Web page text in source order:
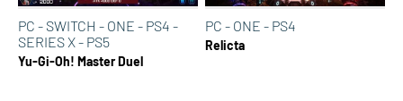
PC - SWITCH - ONE - PS4 -
SERIES X - PS5
Yu-Gi-Oh! Master Duel
PC - ONE - PS4
Relicta